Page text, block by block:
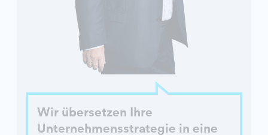
Wir übersetzen Ihre
Unternehmensstrategie in eine